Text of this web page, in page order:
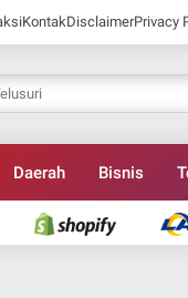
KontakDisclaimerPrivacy
Daerah Bisnis